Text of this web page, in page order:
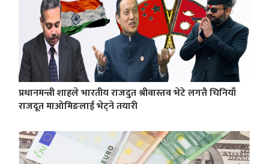
प्रधानमन्त्री शाहले भारतीय राजदुत श्रीवास्तव भेटे लगत्तै चिनियाँ
राजदूत माओमिङलाई भेट्ने तयारी